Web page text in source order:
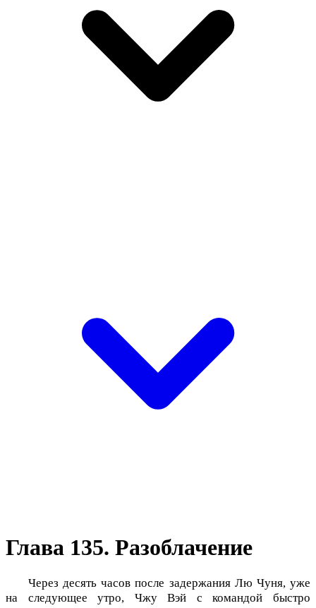
Глава 135. Разоблачение
Через десять часов после задержания Лю Чуня, уже
на следующее утро, Чжу Вэй с командой быстро